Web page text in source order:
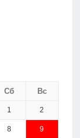
Сб Вс
1 2
8 9